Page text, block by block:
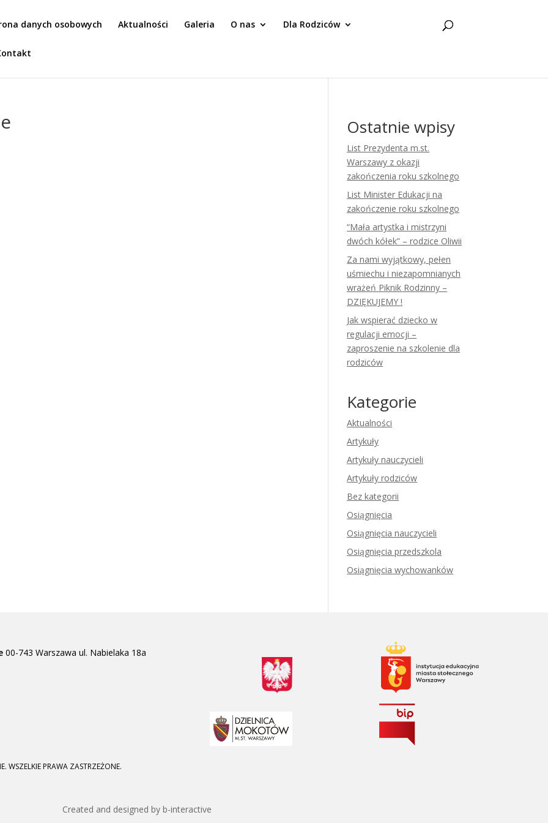
danych osobowych Aktualności Galeria O nas Dla Rodziców
Ostatnie wpisy
List Prezydenta m.st.
Warszawy z okazji
zakończenia roku szkolnego
List Minister Edukacji na
zakończenie roku szkolnego
“Mała artystka i mistrzyni
dwóch kółek” – rodzice Oliwii
Za nami wyjątkowy, pełen
uśmiechu i niezapomnianych
wrażeń Piknik Rodzinny –
DZIĘKUJEMY !
Jak wspierać dziecko w
regulacji emocji –
zaproszenie na szkolenie dla
rodziców
Kategorie
Aktualności
Artykuły
Artykuły nauczycieli
Artykuły rodziców
Bez kategorii
Osiągnięcia
Osiągnięcia nauczycieli
Osiągnięcia przedszkola
Osiągnięcia wychowanków
00-743 Warszawa ul. Nabielaka 18a
WSZELKIE PRAWA ZASTRZEŻONE.
Created and designed by b-interactive